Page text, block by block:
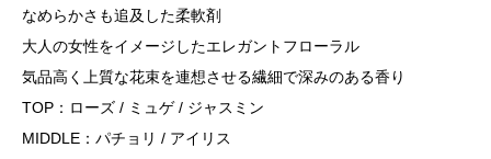
なめらかさも追及した柔軟剤
大人の女性をイメージしたエレガントフローラル
気品高く上質な花束を連想させる繊細で深みのある香り
TOP：ローズ / ミュゲ / ジャスミン
MIDDLE：パチョリ / アイリス